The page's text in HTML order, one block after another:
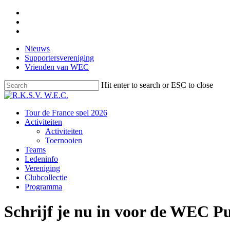
Skip
main
Nieuws
Supportersvereniging
Vrienden van WEC
Hit enter to search or ESC to close
Close
Menu
Tour de France spel 2026
Activiteiten
Activiteiten
Toernooien
Teams
Ledeninfo
Vereniging
Clubcollectie
Programma
Schrijf je nu in voor de WEC